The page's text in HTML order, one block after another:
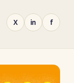
X in f